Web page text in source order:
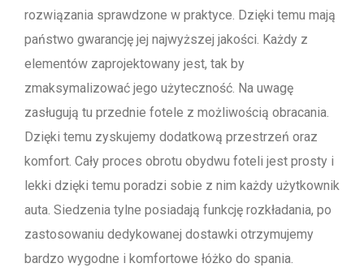
rozwiązania sprawdzone w praktyce. Dzięki temu mają
państwo gwarancję jej najwyższej jakości. Każdy z
elementów zaprojektowany jest, tak by
zmaksymalizować jego użyteczność. Na uwagę
zasługują tu przednie fotele z możliwością obracania.
Dzięki temu zyskujemy dodatkową przestrzeń oraz
komfort. Cały proces obrotu obydwu foteli jest prosty i
lekki dzięki temu poradzi sobie z nim każdy użytkownik
auta. Siedzenia tylne posiadają funkcję rozkładania, po
zastosowaniu dedykowanej dostawki otrzymujemy
bardzo wygodne i komfortowe łóżko do spania.